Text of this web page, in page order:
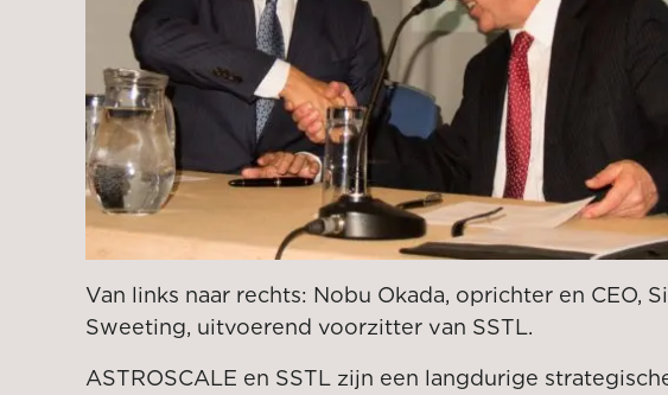
Van links naar rechts: Nobu Okada, oprichter en CEO,
Sweeting, uitvoerend voorzitter van SSTL.
ASTROSCALE en SSTL zijn een langdurige